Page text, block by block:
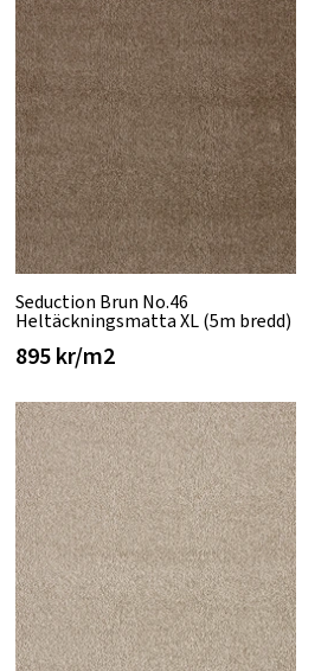
Seduction Brun No.46
Heltäckningsmatta XL (5m bredd)
895 kr/m2